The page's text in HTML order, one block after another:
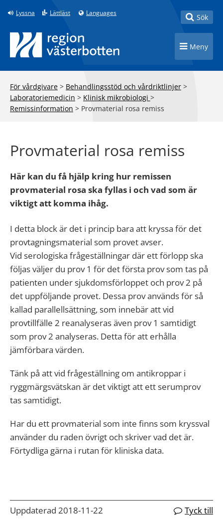
Till innehåll på sidan
Lyssna Lättläst Languages Toggle
Sök
Toggle
Meny
För vårdgivare > Behandlingsstöd och vårdriktlinjer >
Laboratoriemedicin > Klinisk mikrobiologi >
Remissinformation > Provmaterial rosa remiss
Provmaterial rosa remiss
Här kan du få hjälp kring hur remissen
provmaterial rosa ska fyllas i och vad som är
viktigt att komma ihåg.
I detta block är det i princip bara att kryssa för det
provtagningsmaterial som provet avser.
Vid serologiska frågeställningar där ett förlopp ska
följas väljer du prov 1 för det första prov som tas på
patienten under sjukdomsförloppet och prov 2 på
det uppföljande provet. Dessa prov används för så
kallad parallellsättning, som innebär att vid
provtillfälle 2 reanalyseras även prov 1 samtidigt
som prov 2 analyseras. Detta för att erhålla
jämförbara värden.
Tänk på att vid frågeställning om antikroppar i
ryggmärgsvätskan är det viktigt att ett serumprov
tas samtidigt.
Har du ett provmaterial som inte finns som kryssval
använder du raden övrigt och skriver vad det är.
Förtydliga gärna i rutan för kliniska data.
Uppdaterad 2018-11-22 Tyck till